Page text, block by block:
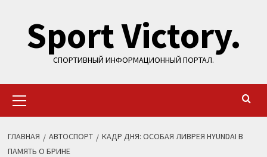
содержимому
Sport Victory.
СПОРТИВНЫЙ ИНФОРМАЦИОННЫЙ ПОРТАЛ.
меню
ГЛАВНАЯ АВТОСПОРТ
КАДР ДНЯ: ОСОБАЯ ЛИВРЕЯ HYUNDAI В
ПАМЯТЬ О БРИНЕ